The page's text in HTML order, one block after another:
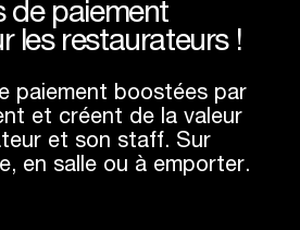
de paiement
les restaurateurs !
paiement boostées par
et créent de la valeur
et son staff. Sur
en salle ou à emporter.